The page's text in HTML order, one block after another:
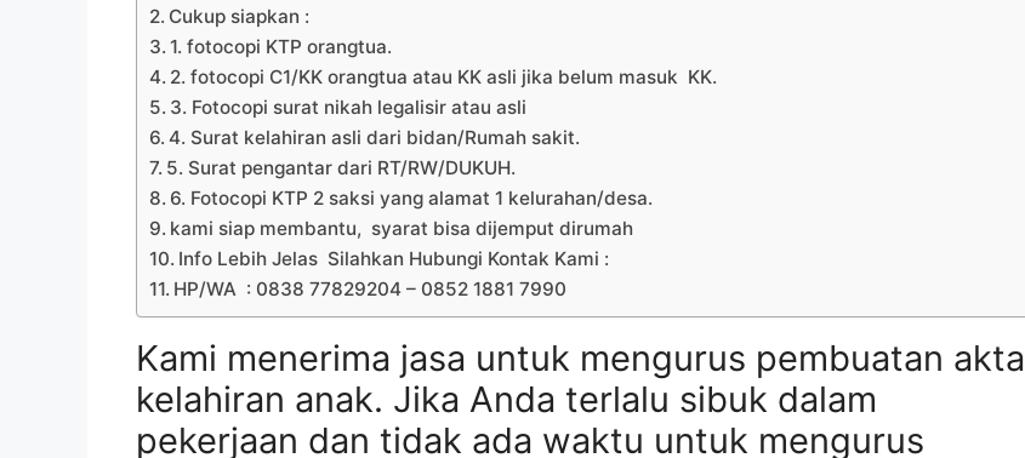
Cukup siapkan :
1. fotocopi KTP orangtua.
2. fotocopi C1/KK orangtua atau KK asli jika belum masuk KK.
3. Fotocopi surat nikah legalisir atau asli
4. Surat kelahiran asli dari bidan/Rumah sakit.
5. Surat pengantar dari RT/RW/DUKUH.
6. Fotocopi KTP 2 saksi yang alamat 1 kelurahan/desa.
kami siap membantu, syarat bisa dijemput dirumah
Info Lebih Jelas Silahkan Hubungi Kontak Kami :
HP/WA : 0838 77829204 – 0852 1881 7990
Kami menerima jasa untuk mengurus pembuatan akta
kelahiran anak. Jika Anda terlalu sibuk dalam
pekerjaan dan tidak ada waktu untuk mengurus